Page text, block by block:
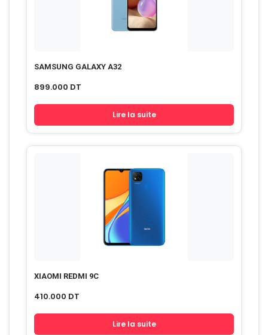
SAMSUNG GALAXY A32
899.000 DT
Lire la suite
XIAOMI REDMI 9C
410.000 DT
Lire la suite